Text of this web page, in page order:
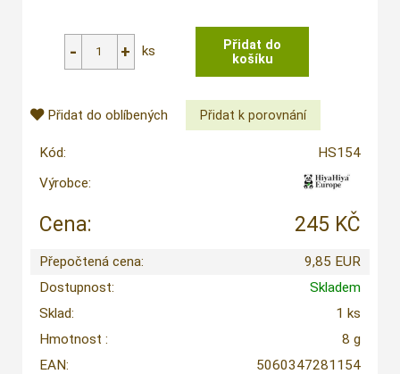
ks
Přidat do oblíbených
Kód:
HS154
Výrobce:
Cena: 245 KČ
Přepočtená cena:
9,85 EUR
Dostupnost:
Skladem
Sklad:
1 ks
Hmotnost :
8 g
EAN:
5060347281154